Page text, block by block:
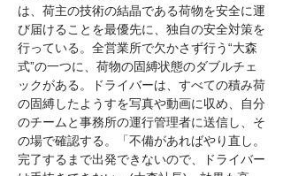
は、荷主の技術の結晶である荷物を安全に運
び届けることを最優先に、独自の安全対策を
行っている。全営業所で欠かさず行う“大森
式”の一つに、荷物の固縛状態のダブルチェ
ックがある。ドライバーは、すべての積み荷
の固縛したようすを写真や動画に収め、自分
のチームと事務所の運行管理者に送信し、そ
の場で確認する。「不備があればやり直し。
完了するまで出発できないので、ドライバー